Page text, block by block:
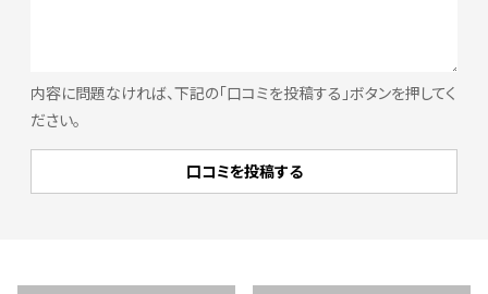
内容に問題なければ、下記の「口コミを投稿する」ボタンを押してく
ださい。